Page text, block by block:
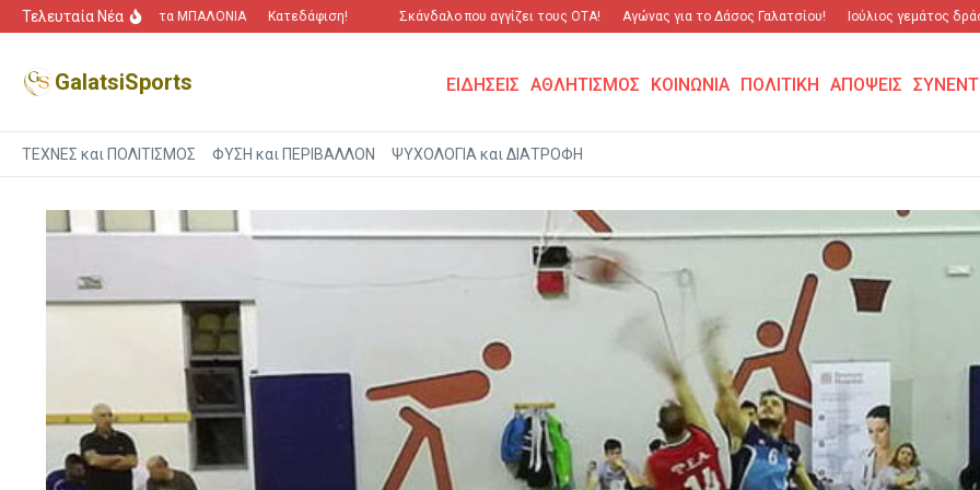
Μετάβαση στο περιεχόμενο
Τελευταία Νέα
“Πόλεμος” για τα ΜΠΑΛΟΝΙΑ Κατεδάφιση! Σκάνδαλο που αγγίζει τους ΟΤΑ! Αγώνας για το Δάσος Γαλατσίου! Ιούλιος γεμάτος δράση
GalatsiSports ΕΙΔΗΣΕΙΣ ΑΘΛΗΤΙΣΜΟΣ ΚΟΙΝΩΝΙΑ ΠΟΛΙΤΙΚΗ ΑΠΟΨΕΙΣ
ΤΕΧΝΕΣ και ΠΟΛΙΤΙΣΜΟΣ ΦΥΣΗ και ΠΕΡΙΒΑΛΛΟΝ ΨΥΧΟΛΟΓΙΑ και ΔΙΑΤΡΟΦΗ